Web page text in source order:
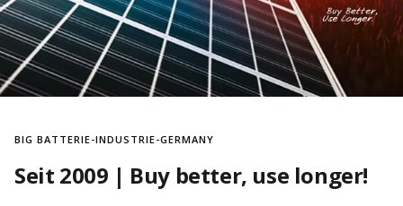
BIG BATTERIE-INDUSTRIE-GERMANY
Seit 2009 | Buy better, use longer!